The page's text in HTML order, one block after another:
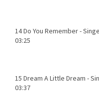
14Do You Remember -
03:25
15 Dream A Little Dream -
03:37